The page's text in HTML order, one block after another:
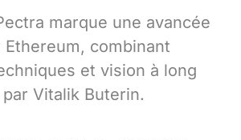
marque une avancée
combinant
et vision à long
Vitalik Buterin.